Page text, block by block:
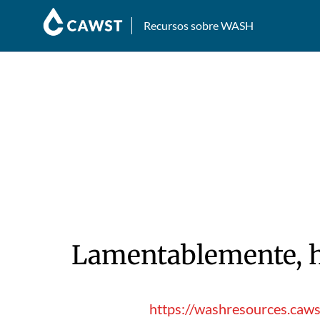
Recursos sobre WASH
Lamentablemente,
https://